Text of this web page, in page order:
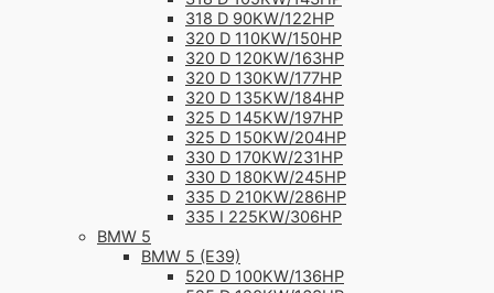
318 D 90KW/122HP
320 D 110KW/150HP
320 D 120KW/163HP
320 D 130KW/177HP
320 D 135KW/184HP
325 D 145KW/197HP
325 D 150KW/204HP
330 D 170KW/231HP
330 D 180KW/245HP
335 D 210KW/286HP
335 I 225KW/306HP
BMW 5
BMW 5 (E39)
520 D 100KW/136HP